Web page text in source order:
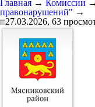
Главная → Комиссии →
правонарушений" →
27.03.2026, 63